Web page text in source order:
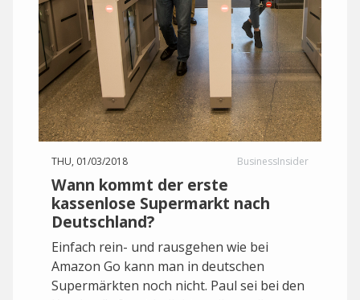
THU, 01/03/2018 BusinessInsider
Wann kommt der erste
kassenlose Supermarkt nach
Deutschland?
Einfach rein- und rausgehen wie bei
Amazon Go kann man in deutschen
Supermärkten noch nicht. Paul sei bei den